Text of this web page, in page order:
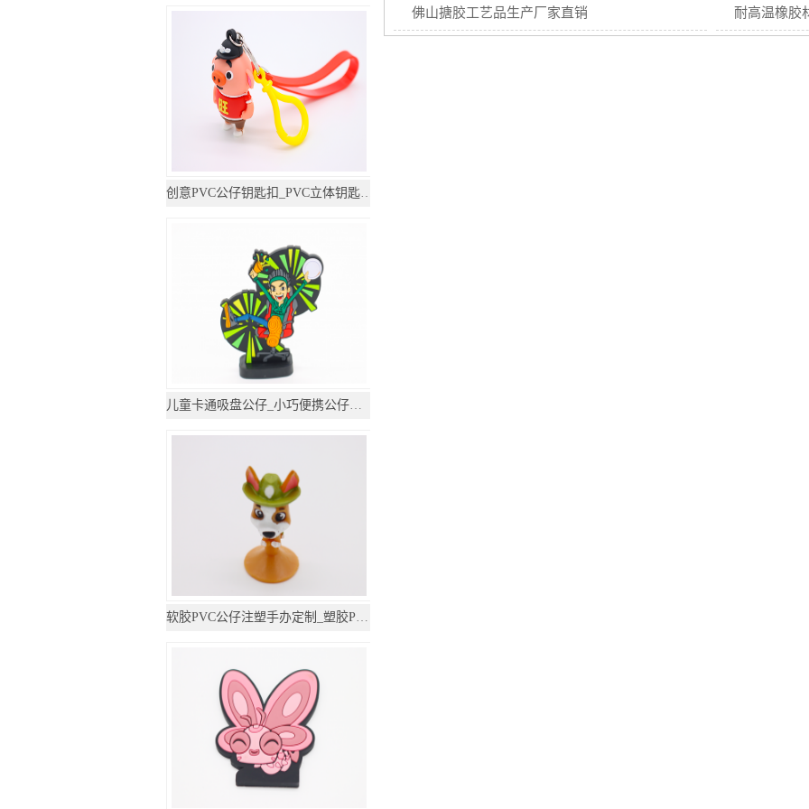
佛山搪胶工艺品生产厂家直销 耐高温橡胶
创意PVC公仔钥匙扣_PVC立体钥匙圈_钥匙扣定制
儿童卡通吸盘公仔_小巧便携公仔小玩具_定制可爱
软胶PVC公仔注塑手办定制_塑胶PVC公仔玩具定制